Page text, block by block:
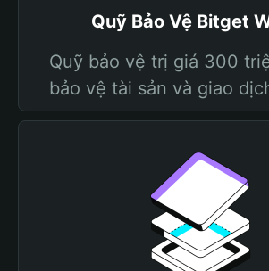
Quỹ Bảo Vệ Bitget
Quỹ bảo vệ trị giá 300
bảo vệ tài sản và giao